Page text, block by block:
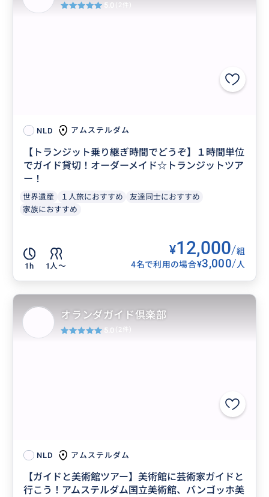
NLD アムステルダム
【トランジット乗り継ぎ時間でどうぞ】１時間単位
でガイド貸切！オーダーメイド☆トランジットツア
ー！
世界遺産 １人旅におすすめ
友達同士におすすめ
家族におすすめ
1h 1人〜
¥12,000/組
4名で利用の場合¥3,000/人
5.0 (2件)
NLD アムステルダム
【ガイドと美術館ツアー】美術館に芸術家ガイドと
行こう！アムステルダム国立美術館、バンゴッホ美
オランダガイド倶楽部
5.0 (2件)